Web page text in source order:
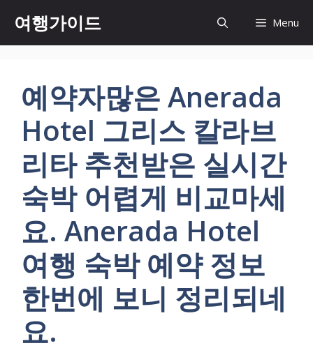
츠
여행가이드 Menu
예약자많은 Anerada
Hotel 그리스 칼라브
리타 추천받은 실시간
숙박 어렵게 비교마세
요. Anerada Hotel
여행 숙박 예약 정보
한번에 보니 정리되네
요.